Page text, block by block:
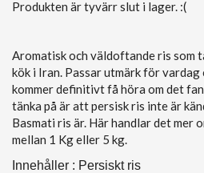
Produkten är tyvärr slut i lager. :(
Aromatisk och väldoftande ris som
kök i Iran. Passar utmärk för vardag
kommer definitivt få höra om det
tänka på är att persisk ris inte är
Basmati ris är. Här handlar det mer
mellan 1 Kg eller 5 kg.
Innehåller : Persiskt ris